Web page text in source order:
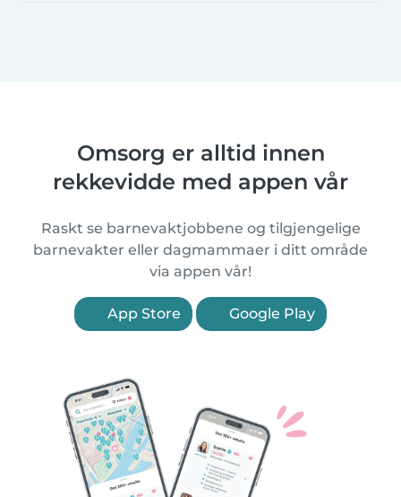
Omsorg er alltid innen
rekkevidde med appen vår
Raskt se barnevaktjobbene og tilgjengelige
barnevakter eller dagmammaer i ditt område
via appen vår!
App Store Google Play